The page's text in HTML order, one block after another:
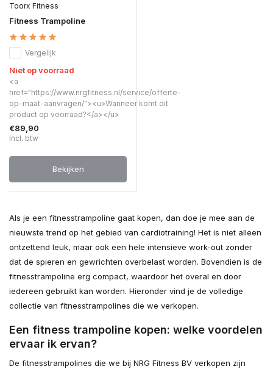
Toorx Fitness
Fitness Trampoline
Vergelijk
Niet op voorraad
<a
href="https://www.nrgfitness.nl/service/offerte-
op-maat-aanvragen/"><u>Wanneer komt dit
product op voorraad?</a></u>
€89,90
Incl. btw
Bekijken
Als je een fitnesstrampoline gaat kopen, dan doe je mee aan de
nieuwste trend op het gebied van cardiotraining! Het is niet alleen
ontzettend leuk, maar ook een hele intensieve work-out zonder
dat de spieren en gewrichten overbelast worden. Bovendien is de
fitnesstrampoline erg compact, waardoor het overal en door
iedereen gebruikt kan worden. Hieronder vind je de volledige
collectie van fitnesstrampolines die we verkopen.
Een fitness trampoline kopen: welke voordelen
ervaar ik ervan?
De fitnesstrampolines die we bij NRG Fitness BV verkopen zijn